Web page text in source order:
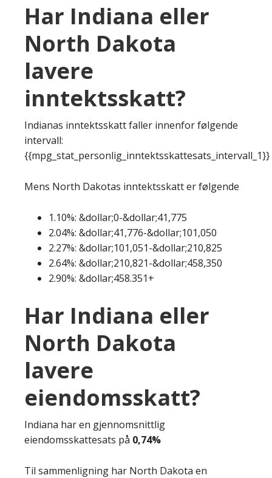
Har Indiana eller
North Dakota
lavere
inntektsskatt?
Indianas inntektsskatt faller innenfor følgende
intervall:
{{mpg_stat_personlig_inntektsskattesats_intervall_1}}
Mens North Dakotas inntektsskatt er følgende
1.10%: &dollar;0-&dollar;41,775
2.04%: &dollar;41,776-&dollar;101,050
2.27%: &dollar;101,051-&dollar;210,825
2.64%: &dollar;210,821-&dollar;458,350
2.90%: &dollar;458.351+
Har Indiana eller
North Dakota
lavere
eiendomsskatt?
Indiana har en gjennomsnittlig
eiendomsskattesats på 0,74%
Til sammenligning har North Dakota en